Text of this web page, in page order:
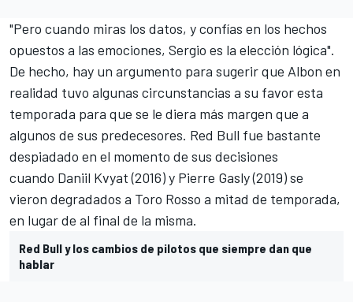
"Pero cuando miras los datos, y confías en los hechos
opuestos a las emociones, Sergio es la elección lógica".
De hecho, hay un argumento para sugerir que Albon en
realidad tuvo algunas circunstancias a su favor esta
temporada para que se le diera más margen que a
algunos de sus predecesores. Red Bull fue bastante
despiadado en el momento de sus decisiones
cuando Daniil Kvyat(2016) y Pierre Gasly(2019) se
vieron degradados a Toro Rosso a mitad de temporada,
en lugar de al final de la misma.
Red Bull y los cambios de pilotos que siempre dan que
hablar